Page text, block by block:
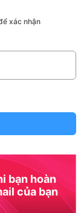
xác nhận
bạn hoàn
của bạn